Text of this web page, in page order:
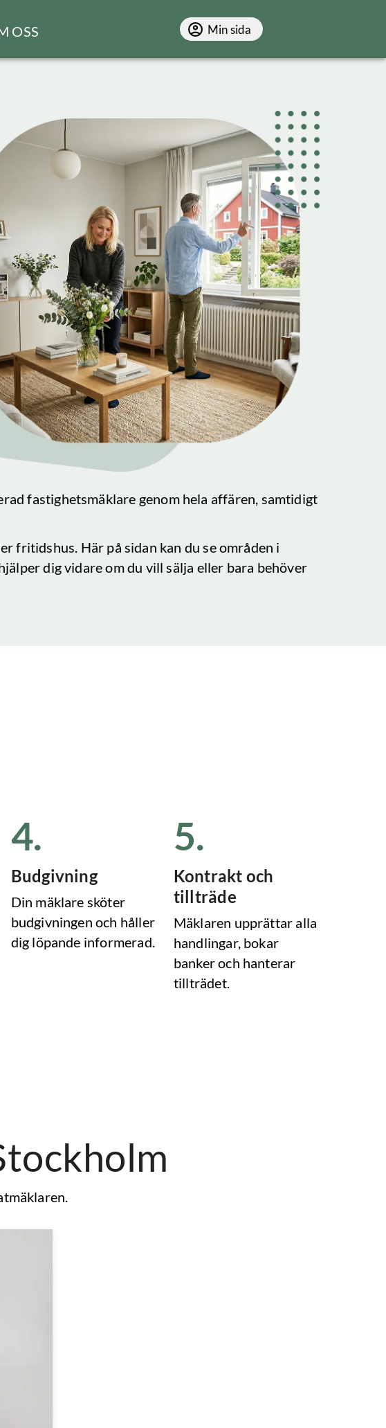
OSS Min sida
fastighetsmäklare genom hela affären, samtidigt
fritidshus. Här på sidan kan du se områden i
dig vidare om du vill sälja eller bara behöver
4.
Budgivning
Din mäklare sköter
budgivningen och håller
dig löpande informerad.
5.
Kontrakt och
tillträde
Mäklaren upprättar alla
handlingar, bokar
banker och hanterar
tillträdet.